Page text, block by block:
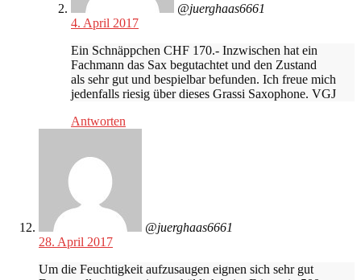
@juerghaas6661
4. April 2017
Ein Schnäppchen CHF 170.- Inzwischen hat ein
Fachmann das Sax begutachtet und den Zustand
als sehr gut und bespielbar befunden. Ich freue mich
jedenfalls riesig über dieses Grassi Saxophone. VGJ
Antworten
@juerghaas6661
28. April 2017
Um die Feuchtigkeit aufzusaugen eignen sich sehr gut